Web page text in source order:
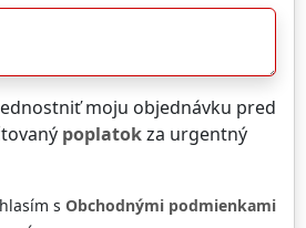
moju objednávku pred
poplatokza urgentný
s Obchodnými podmienkami